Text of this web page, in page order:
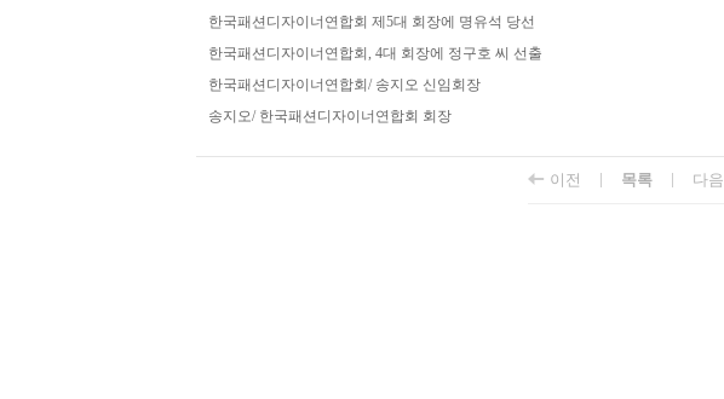
한국패션디자이너연합회 제5대 회장에 명유석 당선
한국패션디자이너연합회, 4대 회장에 정구호 씨 선출
한국패션디자이너연합회/ 송지오 신임회장
송지오/ 한국패션디자이너연합회 회장
이전 | 목록 | 다음